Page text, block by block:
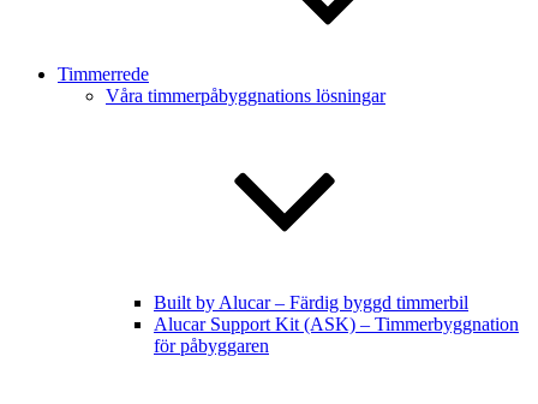
Timmerrede
Våra timmerpåbyggnations lösningar
Built by Alucar – Färdig byggd timmerbil
Alucar Support Kit (ASK) – Timmerbyggnation
för påbyggaren